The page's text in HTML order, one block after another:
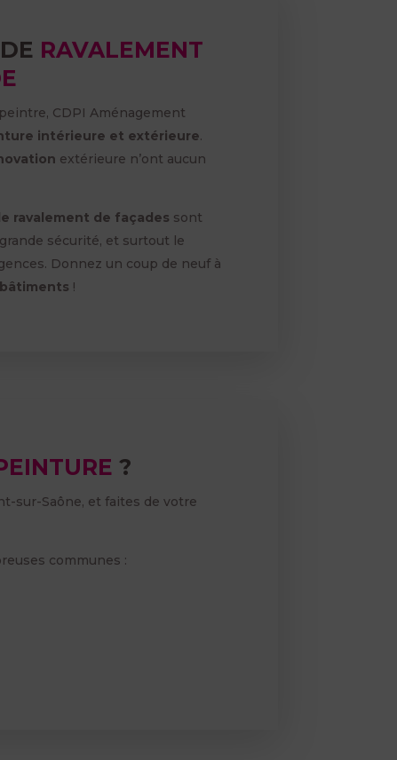
RAVALEMENT
CDPI Aménagement
intérieure et extérieure.
extérieure n’ont aucun
ravalement de façades sont
sécurité, et surtout le
Donnez un coup de neuf à
bâtiments !
?
sur-Saône, et faites de votre
communes :